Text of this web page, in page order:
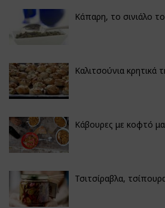
Κάπαρη, το σινιάλο
Καλιτσούνια κρητικά
Κάβουρες με κοφτό
Τσιτσίραβλα,